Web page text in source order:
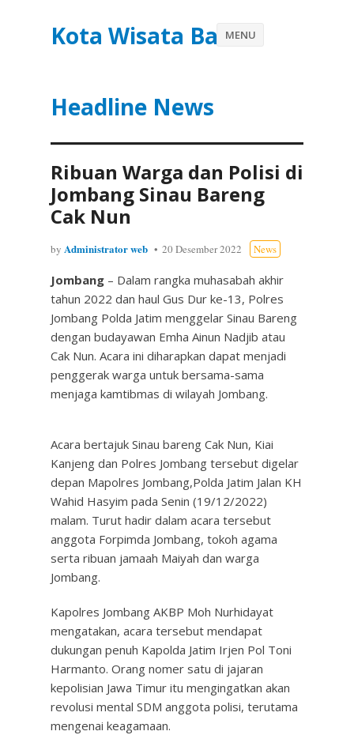
Kota Wisata Batu
Headline News
MENU
Ribuan Warga dan Polisi di
Jombang Sinau Bareng
Cak Nun
by Administrator web 20 Desember 2022 News
Jombang – Dalam rangka muhasabah akhir
tahun 2022 dan haul Gus Dur ke-13, Polres
Jombang Polda Jatim menggelar Sinau Bareng
dengan budayawan Emha Ainun Nadjib atau
Cak Nun. Acara ini diharapkan dapat menjadi
penggerak warga untuk bersama-sama
menjaga kamtibmas di wilayah Jombang.
Acara bertajuk Sinau bareng Cak Nun, Kiai
Kanjeng dan Polres Jombang tersebut digelar
depan Mapolres Jombang,Polda Jatim Jalan KH
Wahid Hasyim pada Senin (19/12/2022)
malam. Turut hadir dalam acara tersebut
anggota Forpimda Jombang, tokoh agama
serta ribuan jamaah Maiyah dan warga
Jombang.
Kapolres Jombang AKBP Moh Nurhidayat
mengatakan, acara tersebut mendapat
dukungan penuh Kapolda Jatim Irjen Pol Toni
Harmanto. Orang nomer satu di jajaran
kepolisian Jawa Timur itu mengingatkan akan
revolusi mental SDM anggota polisi, terutama
mengenai keagamaan.